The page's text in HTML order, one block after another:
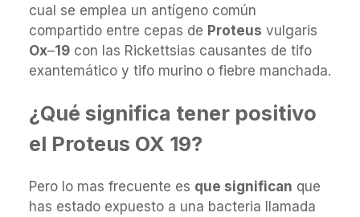
cual se emplea un antígeno común
compartido entre cepas de Proteus vulgaris
Ox–19 con las Rickettsias causantes de tifo
exantemático y tifo murino o fiebre manchada.
¿Qué significa tener positivo
el Proteus OX 19?
Pero lo mas frecuente es que significan que
has estado expuesto a una bacteria llamada